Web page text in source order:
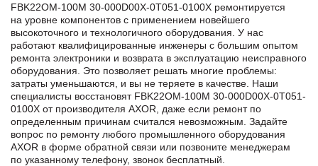
FBK22OM-100M 30-000D00X-0T051-0100X ремонтируется
на уровне компонентов с применением новейшего
высокоточного и технологичного оборудования. У нас
работают квалифицированные инженеры с большим опытом
ремонта электроники и возврата в эксплуатацию неисправного
оборудования. Это позволяет решать многие проблемы:
затраты уменьшаются, и вы не теряете в качестве. Наши
специалисты восстановят FBK22OM-100M 30-000D00X-0T051-
0100X от производителя AXOR, даже если ремонт по
определенным причинам считался невозможным. Задайте
вопрос по ремонту любого промышленного оборудования
AXOR в формe обратной связи или позвоните менеджерам
по указанному телефону, звонок бесплатный.